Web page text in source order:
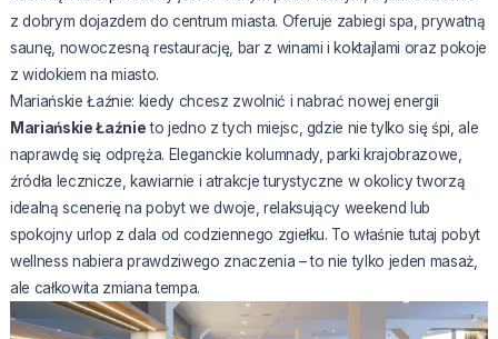
z dobrym dojazdem do centrum miasta. Oferuje zabiegi spa, prywatną
saunę, nowoczesną restaurację, bar z winami i koktajlami oraz pokoje
z widokiem na miasto.
Mariańskie Łaźnie: kiedy chcesz zwolnić i nabrać nowej energii
Mariańskie Łaźnieto jedno z tych miejsc, gdzie nie tylko się śpi, ale
naprawdę się odpręża. Eleganckie kolumnady, parki krajobrazowe,
źródła lecznicze, kawiarnie i atrakcje turystyczne w okolicy tworzą
idealną scenerię na pobyt we dwoje, relaksujący weekend lub
spokojny urlop z dala od codziennego zgiełku. To właśnie tutaj pobyt
wellness nabiera prawdziwego znaczenia – to nie tylko jeden masaż,
ale całkowita zmiana tempa.